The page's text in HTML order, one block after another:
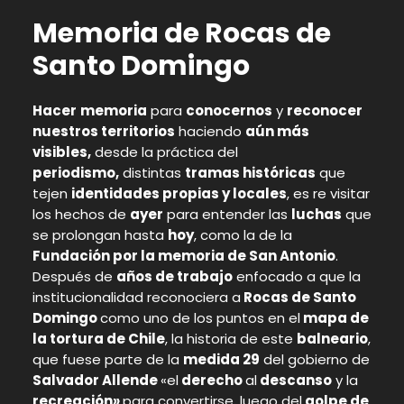
Memoria de Rocas de
Santo Domingo
Hacer memoria para conocernos y reconocer
nuestros territorios haciendo aún más
visibles,desde la práctica del
periodismo,distintas tramas históricas que
tejen identidades propias y locales, es re visitar
los hechos de ayer para entender las luchas que
se prolongan hasta hoy, como la de la
Fundación por la memoria de San Antonio.
Después de años de trabajoenfocado a que la
institucionalidad reconociera a Rocas de Santo
Domingocomo uno de los puntos en elmapa de
la tortura de Chile, la historia de este balneario,
que fuese parte de la medida 29 del gobierno de
Salvador Allende«elderechoaldescansoy la